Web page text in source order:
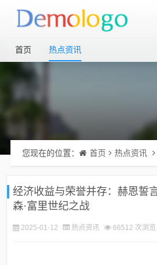
首页 热点资讯
您现在的位置： 首页 热点资讯
经济收益与荣誉并存：赫恩誓
森·富里世纪之战
2025-01-12 热点资讯 66512 次浏览